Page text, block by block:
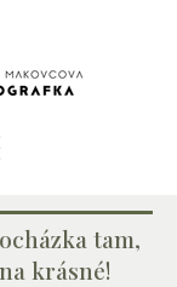
tam,
krásné!